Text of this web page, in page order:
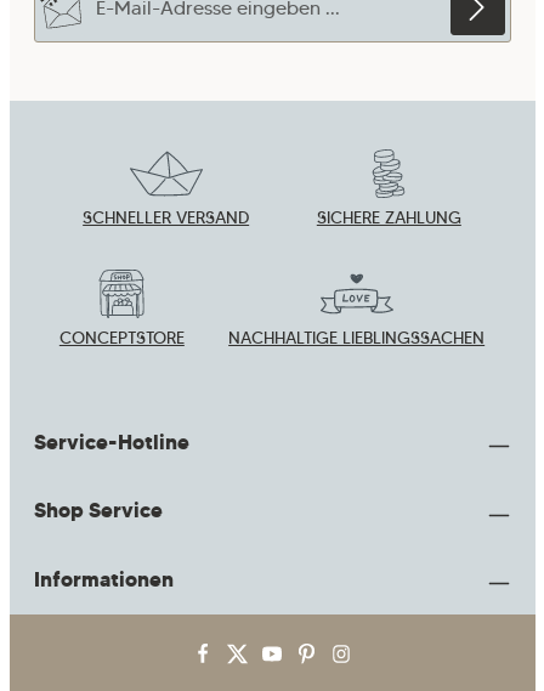
AGBgelesen und
bin mit ihnen einverstanden.
Zeichen ein*
SCHNELLER VERSAND SICHERE ZAHLUNG
CONCEPTSTORE NACHHALTIGE LIEBLINGSSACHEN
Service-Hotline
Shop Service
Informationen